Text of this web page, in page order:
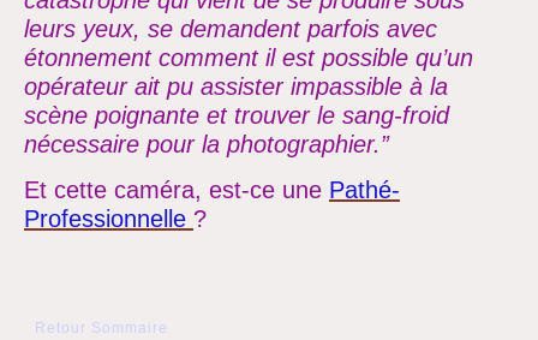
leurs yeux, se demandent parfois avec
étonnement comment il est possible qu’un
opérateur ait pu assister impassible à la
scène poignante et trouver le sang-froid
nécessaire pour la photographier.”
Et cette caméra, est-ce une Pathé-
Professionnelle ?
Retour Sommaire